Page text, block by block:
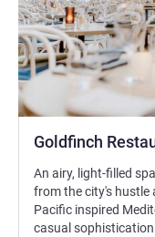
Goldfinch
An airy, light-filled
from the city's hustle
Pacific inspired
casual